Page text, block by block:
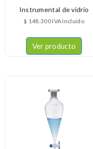
Instrumental de vidrio
$ 148.300IVA Incluido
Ver producto